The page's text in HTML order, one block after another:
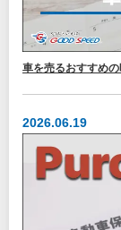
車を売るおすすめ
2026.06.19